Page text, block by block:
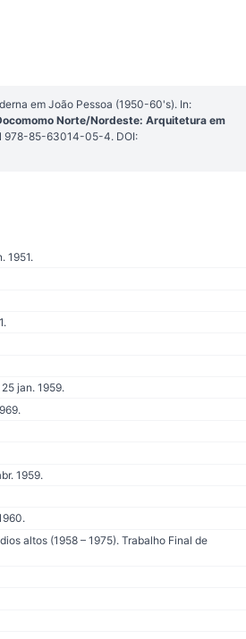
em João Pessoa (1950-60's). In:
Norte/Nordeste: Arquitetura em
978-85-63014-05-4. DOI:
1951.
jan. 1959.
1959.
altos (1958 – 1975). Trabalho Final de